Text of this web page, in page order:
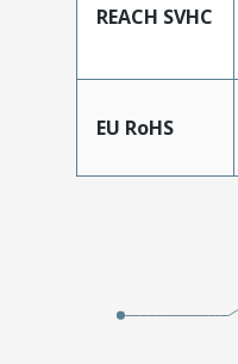
REACH SVHC
EU RoHS